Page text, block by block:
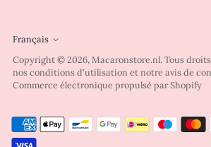
Langue
Français
Copyright © 2026,Macaronstore.nl. Tous
nos conditions d'utilisation et notre avis de
Commerce électronique propulsé par Shopify